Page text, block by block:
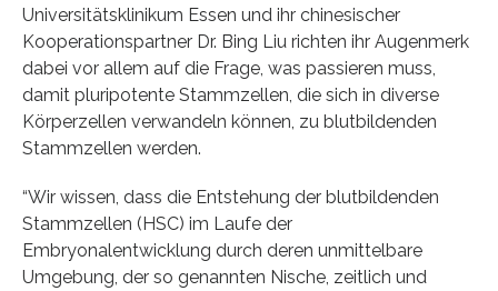
Universitätsklinikum Essen und ihr chinesischer
Kooperationspartner Dr. Bing Liu richten ihr Augenmerk
dabei vor allem auf die Frage, was passieren muss,
damit pluripotente Stammzellen, die sich in diverse
Körperzellen verwandeln können, zu blutbildenden
Stammzellen werden.
“Wir wissen, dass die Entstehung der blutbildenden
Stammzellen (HSC) im Laufe der
Embryonalentwicklung durch deren unmittelbare
Umgebung, der so genannten Nische, zeitlich und